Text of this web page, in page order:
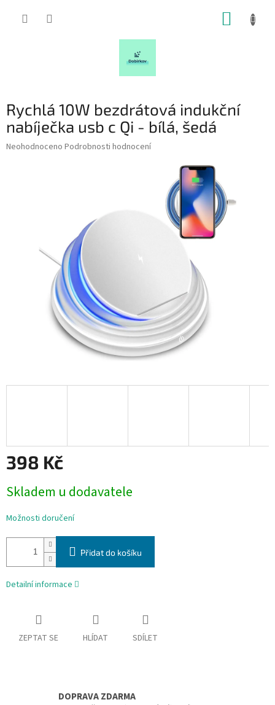
Rychlá 10W bezdrátová indukční
nabíječka usb c Qi - bílá, šedá
Průměrné
Neohodnoceno Podrobnosti hodnocení
398 Kč
cena:
Skladem u dodavatele
Možnosti doručení
Přidat do košíku
Detailní informace
ZEPTAT SE HLÍDAT SDÍLET
DOPRAVA ZDARMA